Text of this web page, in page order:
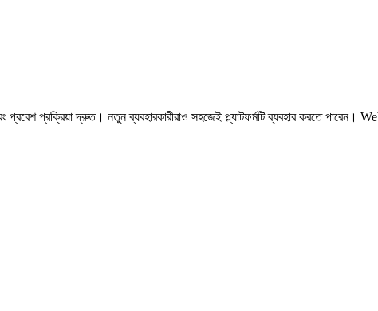
প্রবেশ প্রক্রিয়া দ্রুত। নতুন ব্যবহারকারীরাও সহজেই প্ল্যাটফর্মটি ব্যবহার করতে